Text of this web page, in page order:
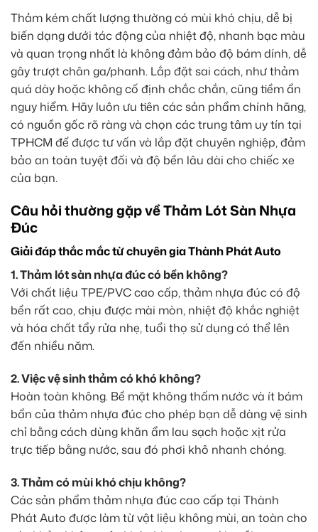
Thảm kém chất lượng thường có mùi khó chịu, dễ bị
biến dạng dưới tác động của nhiệt độ, nhanh bạc màu
và quan trọng nhất là không đảm bảo độ bám dính, dễ
gây trượt chân ga/phanh. Lắp đặt sai cách, như thảm
quá dày hoặc không cố định chắc chắn, cũng tiềm ẩn
nguy hiểm. Hãy luôn ưu tiên các sản phẩm chính hãng,
có nguồn gốc rõ ràng và chọn các trung tâm uy tín tại
TPHCM để được tư vấn và lắp đặt chuyên nghiệp, đảm
bảo an toàn tuyệt đối và độ bền lâu dài cho chiếc xe
của bạn.
Câu hỏi thường gặp về Thảm Lót Sàn Nhựa
Đúc
Giải đáp thắc mắc từ chuyên gia Thành Phát Auto
1. Thảm lót sàn nhựa đúc có bền không?
Với chất liệu TPE/PVC cao cấp, thảm nhựa đúc có độ
bền rất cao, chịu được mài mòn, nhiệt độ khắc nghiệt
và hóa chất tẩy rửa nhẹ, tuổi thọ sử dụng có thể lên
đến nhiều năm.
2. Việc vệ sinh thảm có khó không?
Hoàn toàn không. Bề mặt không thấm nước và ít bám
bẩn của thảm nhựa đúc cho phép bạn dễ dàng vệ sinh
chỉ bằng cách dùng khăn ẩm lau sạch hoặc xịt rửa
trực tiếp bằng nước, sau đó phơi khô nhanh chóng.
3. Thảm có mùi khó chịu không?
Các sản phẩm thảm nhựa đúc cao cấp tại Thành
Phát Auto được làm từ vật liệu không mùi, an toàn cho